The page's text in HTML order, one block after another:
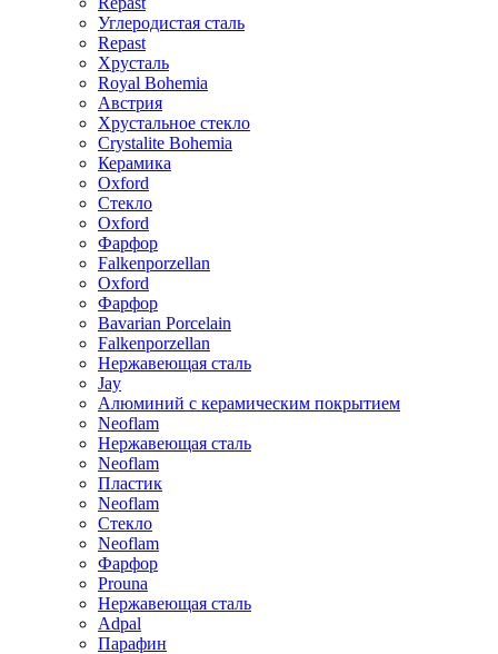
Углеродистая сталь
Repast
Хрусталь
Royal Bohemia
Австрия
Хрустальное стекло
Crystalite Bohemia
Керамика
Oxford
Стекло
Oxford
Фарфор
Falkenporzellan
Oxford
Фарфор
Bavarian Porcelain
Falkenporzellan
Нержавеющая сталь
Jay
Алюминий с керамическим покрытием
Neoflam
Нержавеющая сталь
Neoflam
Пластик
Neoflam
Стекло
Neoflam
Фарфор
Prouna
Нержавеющая сталь
Adpal
Парафин